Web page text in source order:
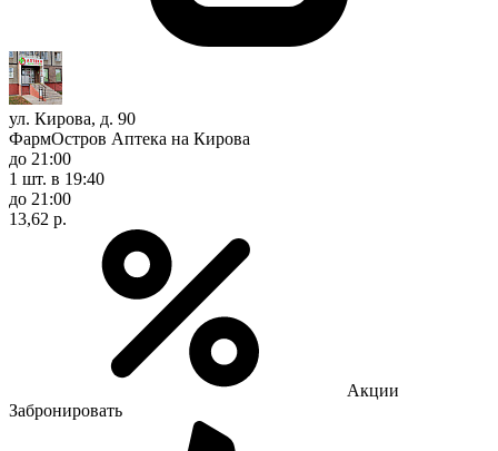
ул. Кирова, д. 90
ФармОстров Аптека на Кирова
до 21:00
1 шт. в 19:40
до 21:00
13,62 р.
Акции
Забронировать